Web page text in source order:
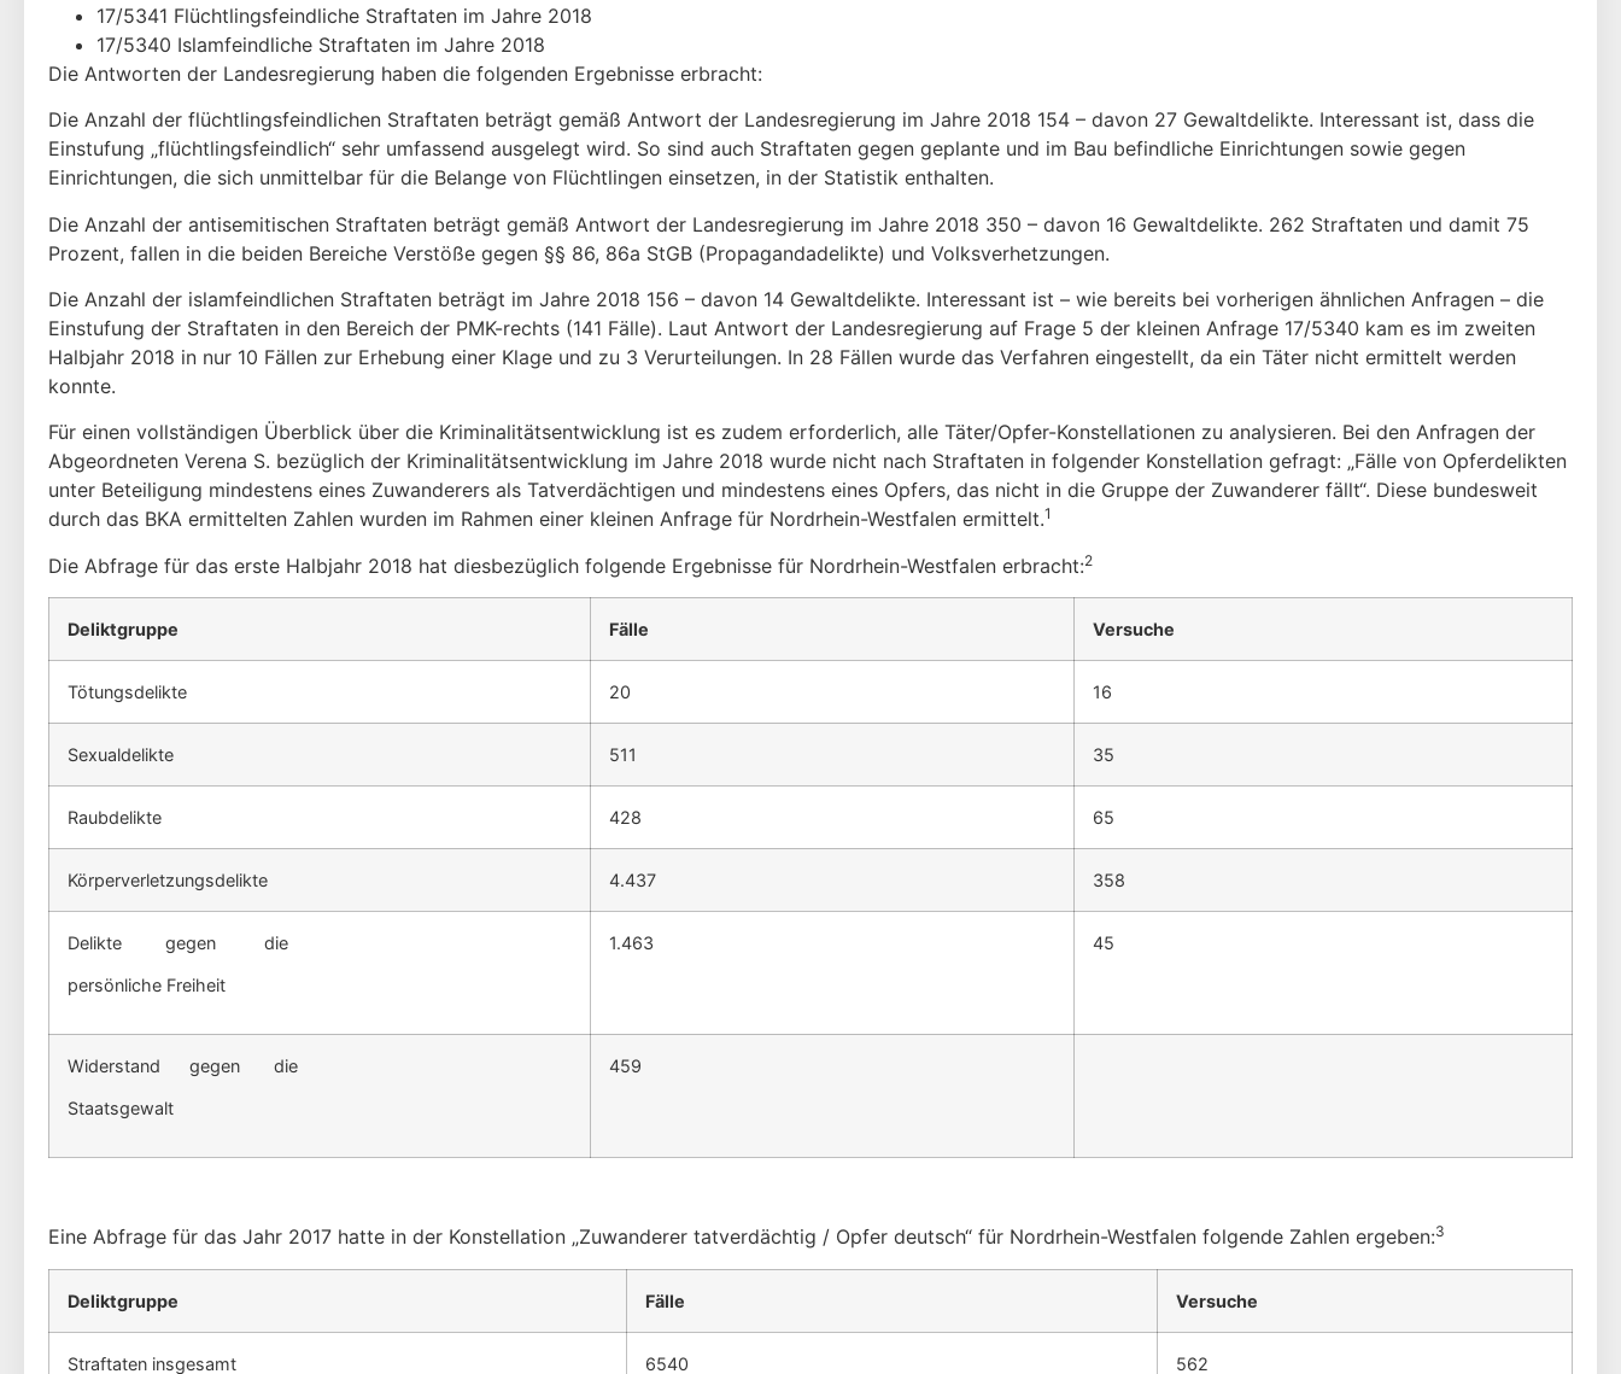
17/5341 Flüchtlingsfeindliche Straftaten im Jahre 2018
17/5340 Islamfeindliche Straftaten im Jahre 2018
Die Antworten der Landesregierung haben die folgenden Ergebnisse erbracht:
Die Anzahl der flüchtlingsfeindlichen Straftaten beträgt gemäß Antwort der Landesregierung im Jahre 2018 154 – davon 27 Gewaltdelikte. Interessant ist, dass die
Einstufung „flüchtlingsfeindlich“ sehr umfassend ausgelegt wird. So sind auch Straftaten gegen geplante und im Bau befindliche Einrichtungen sowie gegen
Einrichtungen, die sich unmittelbar für die Belange von Flüchtlingen einsetzen, in der Statistik enthalten.
Die Anzahl der antisemitischen Straftaten beträgt gemäß Antwort der Landesregierung im Jahre 2018 350 – davon 16 Gewaltdelikte. 262 Straftaten und damit 75
Prozent, fallen in die beiden Bereiche Verstöße gegen §§ 86, 86a StGB (Propagandadelikte) und Volksverhetzungen.
Die Anzahl der islamfeindlichen Straftaten beträgt im Jahre 2018 156 – davon 14 Gewaltdelikte. Interessant ist – wie bereits bei vorherigen ähnlichen Anfragen – die
Einstufung der Straftaten in den Bereich der PMK-rechts (141 Fälle). Laut Antwort der Landesregierung auf Frage 5 der kleinen Anfrage 17/5340 kam es im zweiten
Halbjahr 2018 in nur 10 Fällen zur Erhebung einer Klage und zu 3 Verurteilungen. In 28 Fällen wurde das Verfahren eingestellt, da ein Täter nicht ermittelt werden
konnte.
Für einen vollständigen Überblick über die Kriminalitätsentwicklung ist es zudem erforderlich, alle Täter/Opfer-Konstellationen zu analysieren. Bei den Anfragen der
Abgeordneten Verena S. bezüglich der Kriminalitätsentwicklung im Jahre 2018 wurde nicht nach Straftaten in folgender Konstellation gefragt: „Fälle von Opferdelikten
unter Beteiligung mindestens eines Zuwanderers als Tatverdächtigen und mindestens eines Opfers, das nicht in die Gruppe der Zuwanderer fällt“. Diese bundesweit
durch das BKA ermittelten Zahlen wurden im Rahmen einer kleinen Anfrage für Nordrhein-Westfalen ermittelt.1
Die Abfrage für das erste Halbjahr 2018 hat diesbezüglich folgende Ergebnisse für Nordrhein-Westfalen erbracht:2
Deliktgruppe Fälle Versuche
Tötungsdelikte 20 16
Sexualdelikte 511 35
Raubdelikte 428 65
Körperverletzungsdelikte 4.437 358
Delikte gegen die
persönliche Freiheit
1.463 45
Widerstand gegen die
Staatsgewalt
459
Eine Abfrage für das Jahr 2017 hatte in der Konstellation „Zuwanderer tatverdächtig / Opfer deutsch“ für Nordrhein-Westfalen folgende Zahlen ergeben:3
Deliktgruppe Fälle Versuche
Straftaten insgesamt 6540 562